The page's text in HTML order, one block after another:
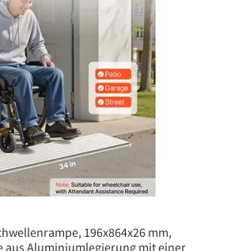
196x864x26 mm,
aus Aluminiumlegierung mit einer